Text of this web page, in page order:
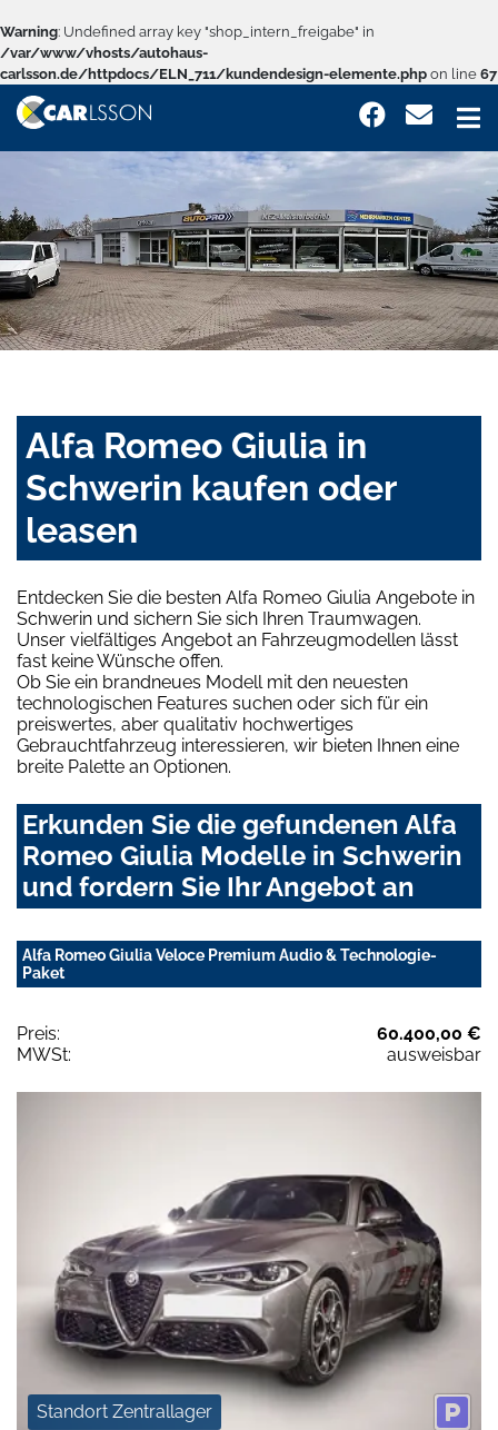
Warning: Undefined array key "shop_intern_freigabe" in
/var/www/vhosts/autohaus-
carlsson.de/httpdocs/ELN_711/kundendesign-elemente.php on line 67
Alfa Romeo Giulia in
Schwerin kaufen oder
leasen
Entdecken Sie die besten Alfa Romeo Giulia Angebote in
Schwerin und sichern Sie sich Ihren Traumwagen.
Unser vielfältiges Angebot an Fahrzeugmodellen lässt
fast keine Wünsche offen.
Ob Sie ein brandneues Modell mit den neuesten
technologischen Features suchen oder sich für ein
preiswertes, aber qualitativ hochwertiges
Gebrauchtfahrzeug interessieren, wir bieten Ihnen eine
breite Palette an Optionen.
Erkunden Sie die gefundenen Alfa
Romeo Giulia Modelle in Schwerin
und fordern Sie Ihr Angebot an
Alfa Romeo Giulia Veloce Premium Audio & Technologie-
Paket
Preis:
60.400,00 €
MWSt:
ausweisbar
Standort Zentrallager